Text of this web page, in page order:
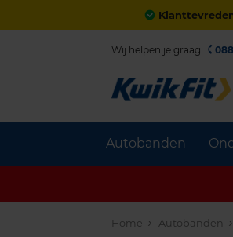
Autobanden
Wij helpen je graag.
Home Autobanden